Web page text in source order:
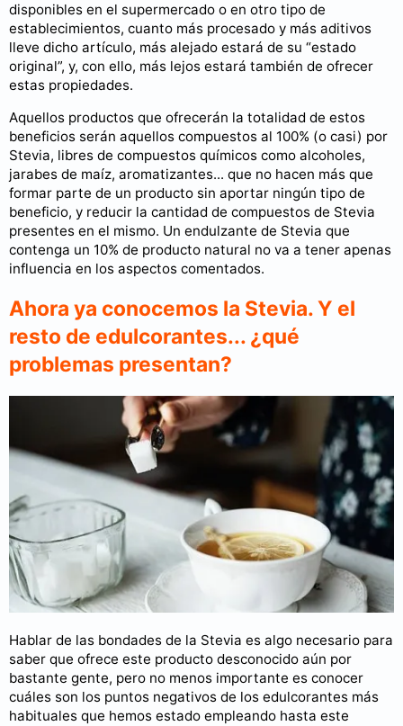
disponibles en el supermercado o en otro tipo de
establecimientos, cuanto más procesado y más aditivos
lleve dicho artículo, más alejado estará de su “estado
original”, y, con ello, más lejos estará también de ofrecer
estas propiedades.
Aquellos productos que ofrecerán la totalidad de estos
beneficios serán aquellos compuestos al 100% (o casi) por
Stevia, libres de compuestos químicos como alcoholes,
jarabes de maíz, aromatizantes... que no hacen más que
formar parte de un producto sin aportar ningún tipo de
beneficio, y reducir la cantidad de compuestos de Stevia
presentes en el mismo. Un endulzante de Stevia que
contenga un 10% de producto natural no va a tener apenas
influencia en los aspectos comentados.
Ahora ya conocemos la Stevia. Y el
resto de edulcorantes... ¿qué
problemas presentan?
Hablar de las bondades de la Stevia es algo necesario para
saber que ofrece este producto desconocido aún por
bastante gente, pero no menos importante es conocer
cuáles son los puntos negativos de los edulcorantes más
habituales que hemos estado empleando hasta este